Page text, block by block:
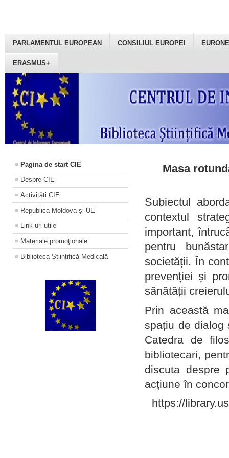
PARLAMENTUL EUROPEAN CONSILIUL EUROPEI
ERASMUS+
Pagina de start CIE
Despre CIE
Activități CIE
Republica Moldova și UE
Link-uri utile
Materiale promoţionale
Biblioteca Științifică Medicală
Masa
Subiectul
contextul
important,
pentru
societății. În
prevenției și
sănătății
Prin această
spațiu de dialog
Catedra de
bibliotecari,
discuta despre
acțiune în
https://